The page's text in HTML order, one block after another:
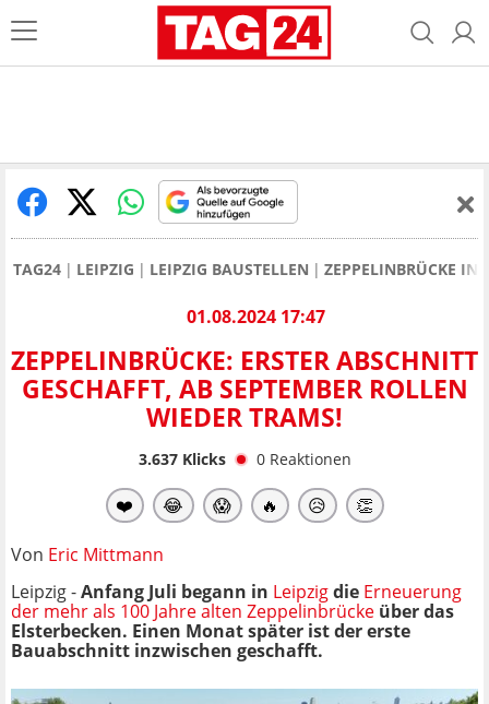
TAG24 LEIPZIG LEIPZIG BAUSTELLEN ZEPPELINBRÜCKE IN
01.08.2024 17:47
ZEPPELINBRÜCKE: ERSTER ABSCHNITT
GESCHAFFT, AB SEPTEMBER ROLLEN
WIEDER TRAMS!
3.637Klicks 0 Reaktionen
❤️ 😂 😱 🔥 😥 👏
Von Eric Mittmann
Leipzig -Anfang Juli begann in Leipzigdie Erneuerung
der mehr als 100 Jahre alten Zeppelinbrücke über das
Elsterbecken. Einen Monat später ist der erste
Bauabschnitt inzwischen geschafft.